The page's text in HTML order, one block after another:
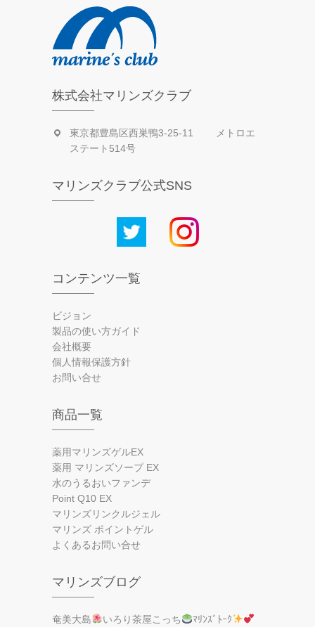
株式会社マリンズクラブ
東京都豊島区西巣鴨3-25-11 メトロエ
ステート514号
マリンズクラブ公式SNS
コンテンツ一覧
ビジョン
製品の使い方ガイド
会社概要
個人情報保護方針
お問い合せ
商品一覧
薬用マリンズゲルEX
薬用 マリンズソープ EX
水のうるおいファンデ
Point Q10 EX
マリンズリンクルジェル
マリンズ ポイントゲル
よくあるお問い合せ
マリンズブログ
奄美大島 いろり茶屋こっち ﾏﾘﾝｽﾞﾄｰｸ